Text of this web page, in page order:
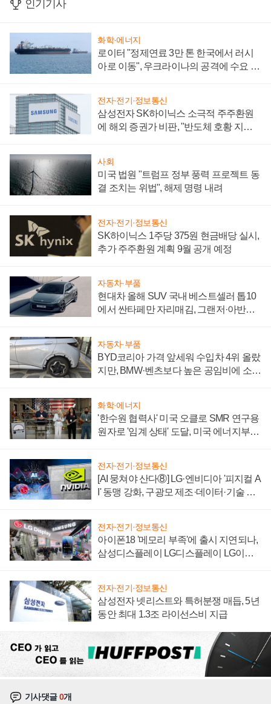
인기기사
화학·에너지
로이터 "정제연료 3만 톤 한국에서 러시
아로 이동", 우크라이나의 공격에 수요 늘
전자·전기·정보통신
삼성전자 SK하이닉스 소극적 주주환원
에 해외 증권가 비판, "반도체 호황 지속
사회
미국 법원 "트럼프 정부 풍력 프로젝트 동
결 조치는 위법", 해제 명령 내려
전자·전기·정보통신
SK하이닉스 1주당 375원 현금배당 실시,
추가 주주환원 계획 9월 공개 예정
자동차·부품
현대차 올해 SUV 국내 베스트셀러 톱10
에서 싼타페만 자리매김, 그랜저·아반떼
자동차·부품
BYD코리아 가격 앞세워 수입차 4위 올랐
지만, BMW·벤츠보다 높은 공임비에 소비
화학·에너지
'한수원 협력사' 미국 오클로 SMR 연구용
원자로 '임계 상태' 도달, 미국 에너지부
전자·전기·정보통신
[AI 뭉쳐야 산다⑧] LG·엔비디아 '피지컬 A
I' 동맹 강화, 구광모 제조·데이터·기술 결
전자·전기·정보통신
아이폰18 '메모리 부족'에 출시 지연되나,
삼성디스플레이 LG디스플레이 LG이노
전자·전기·정보통신
삼성전자 넷리스트와 특허분쟁 매듭, 5년
동안 최대 1.3조 라이선스비 지급
기사댓글0개